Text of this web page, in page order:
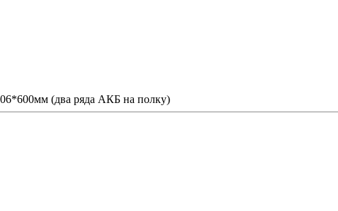
(два ряда АКБ на полку)